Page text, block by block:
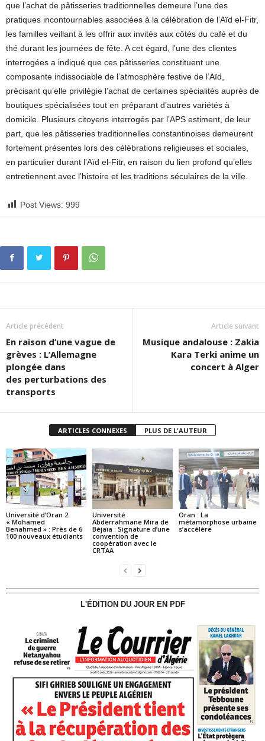
que l’achat de pâtisseries traditionnelles demeure l’une des
pratiques incontournables associées à la célébration de l’Aïd el-Fitr,
les familles veillant à les offrir aux invités aux côtés du café et du
thé durant les journées de fête. A cet égard, l’une des clientes
interrogées a indiqué que ces pâtisseries constituent une
composante indissociable de l’atmosphère festive de l’Aïd,
précisant qu’elle privilégie l’achat de certaines spécialités auprès de
boutiques spécialisées tout en préparant d’autres variétés à
domicile. Plusieurs citoyens interrogés par l’APS estiment, de leur
part, que les pâtisseries traditionnelles constantinoises demeurent
fortement présentes lors des célébrations religieuses et sociales,
en particulier durant l’Aïd el-Fitr, en raison du lien profond qu’elles
entretiennent avec l’histoire et les traditions séculaires de la ville.
Post Views: 999
Article précédent
En raison d’une vague de
grèves : L’Allemagne
plongée dans
des perturbations des
transports
Article suivant
Musique andalouse : Zakia
Kara Terki anime un
concert à Alger
ARTICLES CONNEXES PLUS DE L'AUTEUR
Université d’Oran 2
« Mohamed
Benahmed » : Près de 6
100 nouveaux étudiants
Université
Abderrahmane Mira de
Béjaïa : Signature d’une
convention de
coopération avec le
CRTAA
Oran : La
métamorphose urbaine
s’accélère
L'ÉDITION DU JOUR EN PDF